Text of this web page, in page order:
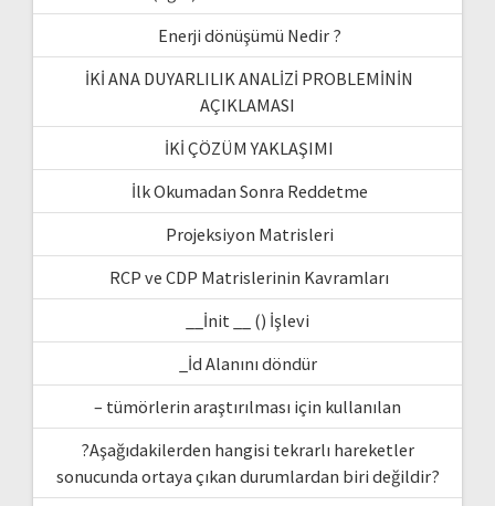
Enerji dönüşümü Nedir ?
İKİ ANA DUYARLILIK ANALİZİ PROBLEMİNİN
AÇIKLAMASI
İKİ ÇÖZÜM YAKLAŞIMI
İlk Okumadan Sonra Reddetme
Projeksiyon Matrisleri
RCP ve CDP Matrislerinin Kavramları
__İnit __ () İşlevi
_İd Alanını döndür
– tümörlerin araştırılması için kullanılan
?Aşağıdakilerden hangisi tekrarlı hareketler
sonucunda ortaya çıkan durumlardan biri değildir?